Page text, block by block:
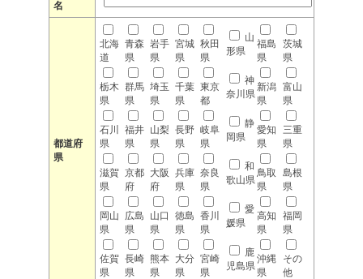
名
都道府
県
北海
道
青森
県
岩手
県
宮城
県
秋田
県
山
形県
福島
県
茨城
県
栃木
県
群馬
県
埼玉
県
千葉
県
東京
都
神
奈川県
新潟
県
富山
県
石川
県
福井
県
山梨
県
長野
県
岐阜
県
静
岡県
愛知
県
三重
県
滋賀
県
京都
府
大阪
府
兵庫
県
奈良
県
和
歌山県
鳥取
県
島根
県
岡山
県
広島
県
山口
県
徳島
県
香川
県
愛
媛県
高知
県
福岡
県
佐賀
県
長崎
県
熊本
県
大分
県
宮崎
県
鹿
児島県
沖縄
県
その
他